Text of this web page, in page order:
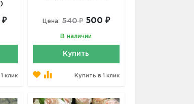
₽
клик
Цена: 540 ₽ 500 ₽
В наличии
Купить
Купить в 1 клик